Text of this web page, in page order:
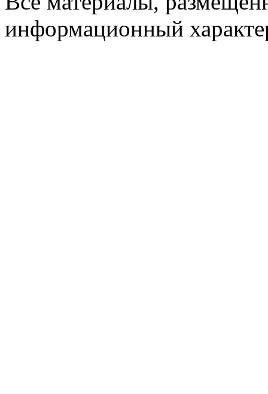
информационный